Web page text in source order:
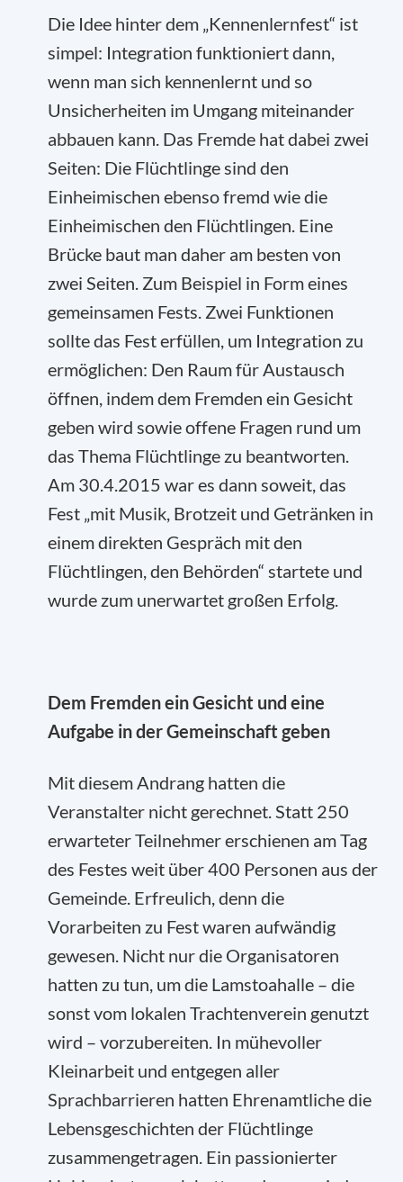
Die Idee hinter dem „Kennenlernfest“ ist
simpel: Integration funktioniert dann,
wenn man sich kennenlernt und so
Unsicherheiten im Umgang miteinander
abbauen kann. Das Fremde hat dabei zwei
Seiten: Die Flüchtlinge sind den
Einheimischen ebenso fremd wie die
Einheimischen den Flüchtlingen. Eine
Brücke baut man daher am besten von
zwei Seiten. Zum Beispiel in Form eines
gemeinsamen Fests. Zwei Funktionen
sollte das Fest erfüllen, um Integration zu
ermöglichen: Den Raum für Austausch
öffnen, indem dem Fremden ein Gesicht
geben wird sowie offene Fragen rund um
das Thema Flüchtlinge zu beantworten.
Am 30.4.2015 war es dann soweit, das
Fest „mit Musik, Brotzeit und Getränken in
einem direkten Gespräch mit den
Flüchtlingen, den Behörden“ startete und
wurde zum unerwartet großen Erfolg.
Dem Fremden ein Gesicht und eine
Aufgabe in der Gemeinschaft geben
Mit diesem Andrang hatten die
Veranstalter nicht gerechnet. Statt 250
erwarteter Teilnehmer erschienen am Tag
des Festes weit über 400 Personen aus der
Gemeinde. Erfreulich, denn die
Vorarbeiten zu Fest waren aufwändig
gewesen. Nicht nur die Organisatoren
hatten zu tun, um die Lamstoahalle – die
sonst vom lokalen Trachtenverein genutzt
wird – vorzubereiten. In mühevoller
Kleinarbeit und entgegen aller
Sprachbarrieren hatten Ehrenamtliche die
Lebensgeschichten der Flüchtlinge
zusammengetragen. Ein passionierter